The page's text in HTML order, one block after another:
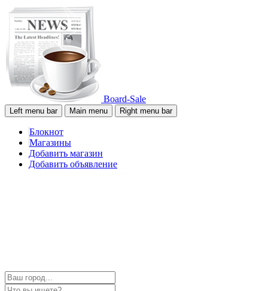
Board-Sale
Left menu bar Main menu Right menu bar
Блокнот
Магазины
Добавить магазин
Добавить объявление